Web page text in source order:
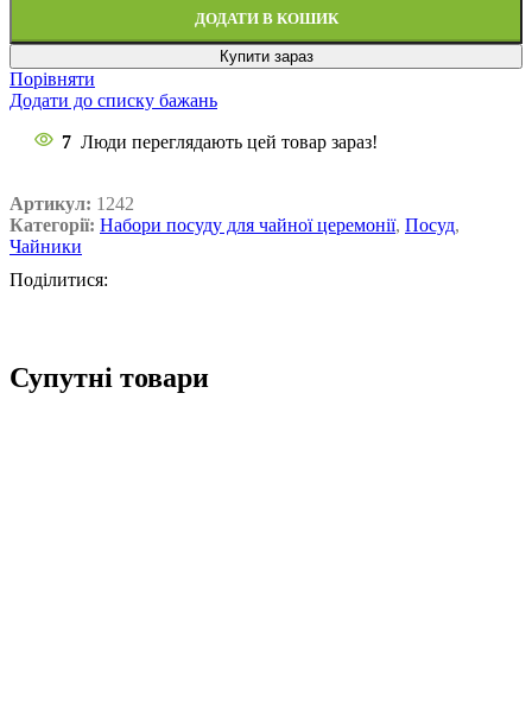
ДОДАТИ В КОШИК
Купити зараз
Порівняти
Додати до списку бажань
7 Люди переглядають цей товар зараз!
Артикул: 1242
Категорії: Набори посуду для чайної церемонії, Посуд,
Чайники
Поділитися:
Супутні товари